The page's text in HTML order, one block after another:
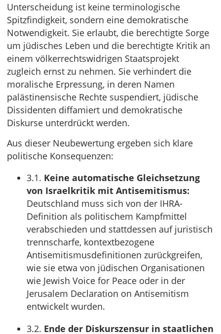
Unterscheidung ist keine terminologische
Spitzfindigkeit, sondern eine demokratische
Notwendigkeit. Sie erlaubt, die berechtigte Sorge
um jüdisches Leben und die berechtigte Kritik an
einem völkerrechtswidrigen Staatsprojekt
zugleich ernst zu nehmen. Sie verhindert die
moralische Erpressung, in deren Namen
palästinensische Rechte suspendiert, jüdische
Dissidenten diffamiert und demokratische
Diskurse unterdrückt werden.
Aus dieser Neubewertung ergeben sich klare
politische Konsequenzen:
3.1. Keine automatische Gleichsetzung
von Israelkritik mit Antisemitismus:
Deutschland muss sich von der IHRA-
Definition als politischem Kampfmittel
verabschieden und stattdessen auf juristisch
trennscharfe, kontextbezogene
Antisemitismusdefinitionen zurückgreifen,
wie sie etwa von jüdischen Organisationen
wie Jewish Voice for Peace oder in der
Jerusalem Declaration on Antisemitism
entwickelt wurden.
3.2. Ende der Diskurszensur in staatlichen